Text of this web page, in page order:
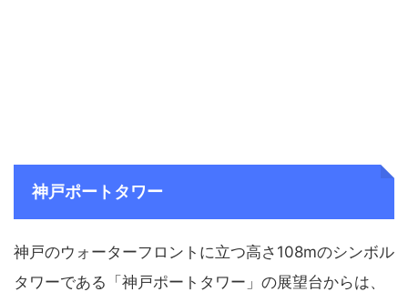
神戸ポートタワー
神戸のウォーターフロントに立つ高さ108mのシンボル
タワーである「神戸ポートタワー」の展望台からは、